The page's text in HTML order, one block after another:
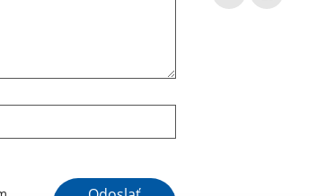
Google reCaptcha Response